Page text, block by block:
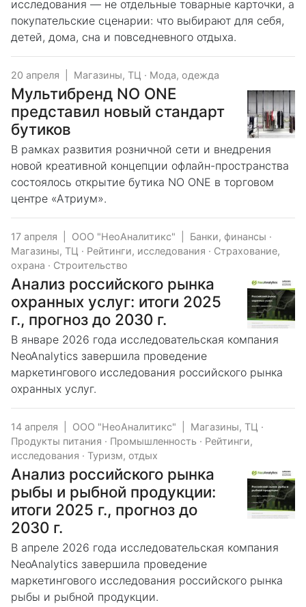
исследования — не отдельные товарные карточки, а
покупательские сценарии: что выбирают для себя,
детей, дома, сна и повседневного отдыха.
20 апреля Магазины, ТЦ · Мода, одежда
Мультибренд NO ONE
представил новый стандарт
бутиков
В рамках развития розничной сети и внедрения
новой креативной концепции офлайн-пространства
состоялось открытие бутика NO ONE в торговом
центре «Атриум».
17 апреля ООО "НеоАналитикс" Банки, финансы ·
Магазины, ТЦ · Рейтинги, исследования · Страхование,
охрана · Строительство
Анализ российского рынка
охранных услуг: итоги 2025
г., прогноз до 2030 г.
В январе 2026 года исследовательская компания
NeoAnalytics завершила проведение
маркетингового исследования российского рынка
охранных услуг.
14 апреля ООО "НеоАналитикс" Магазины, ТЦ ·
Продукты питания · Промышленность · Рейтинги,
исследования · Туризм, отдых
Анализ российского рынка
рыбы и рыбной продукции:
итоги 2025 г., прогноз до
2030 г.
В апреле 2026 года исследовательская компания
NeoAnalytics завершила проведение
маркетингового исследования российского рынка
рыбы и рыбной продукции.